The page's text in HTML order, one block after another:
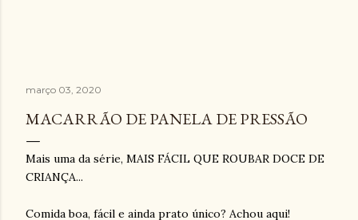
março 03, 2020
MACARRÃO DE PANELA DE PRESSÃO
Mais uma da série, MAIS FÁCIL QUE ROUBAR DOCE DE
CRIANÇA...
Comida boa, fácil e ainda prato único? Achou aqui!